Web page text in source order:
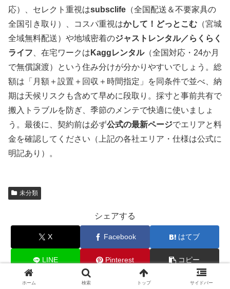
応）、セレクト重視はsubsclife （全国配送＆不要家具の
全国引き取り）、コスパ重視はかして！どっとこむ （宮城
全域無料配送）や地域密着のジャストレンタル／らくらく
ライフ 、在宅ワークは Kaggレンタル（全国対応・24か月
で無償譲渡）という住み分けが分かりやすいでしょう。総
額は「月額＋設置＋回収＋時間指定」を同条件で並べ、納
期は天候リスクも含めて早めに段取り。採寸と事前共有で
搬入トラブルを防ぎ、季節のメンテで快適に使いましょ
う。最後に、契約前は必ず公式の最新ページでエリアと料
金を確認してください（上記の各社エリア・仕様は公式に
明記あり）。
未分類
シェアする
X Facebook はてブ
LINE Pinterest コピー
ホーム 検索 トップ サイドバー